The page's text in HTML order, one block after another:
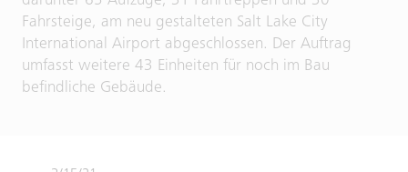
Fahrsteige, am neu gestalteten Salt Lake City
International Airport abgeschlossen. Der Auftrag
umfasst weitere 43 Einheiten für noch im Bau
befindliche Gebäude.